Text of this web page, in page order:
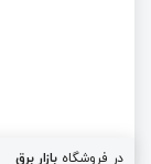
در فروشگاه بازار برق